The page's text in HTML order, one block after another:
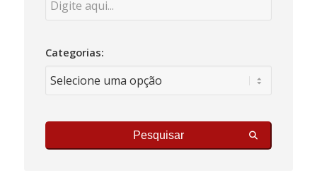
Categorias:
Pesquisar